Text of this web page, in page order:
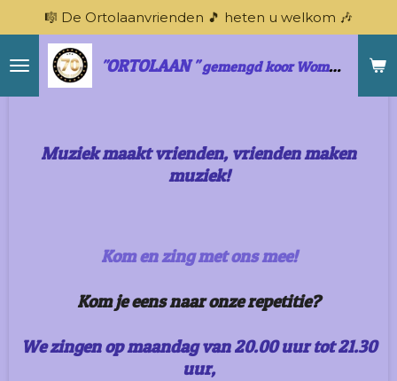
direct
naar
"ORTOLAAN" gemengd koor Wommelgem
🎼 De Ortolaanvrienden 🎵 heten u welkom 🎶
Muziek maakt vrienden, vrienden maken
muziek!
Kom en zing met ons mee!
Kom je eens naar onze repetitie?
We zingen op maandag van 20.00 uur tot 21.30
uur,